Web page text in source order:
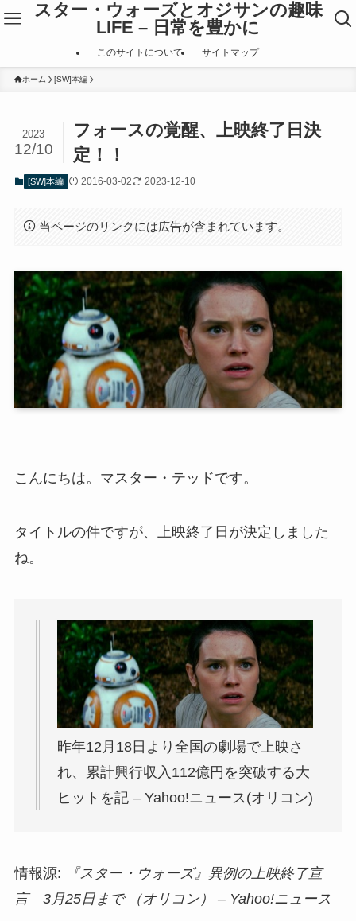
スター・ウォーズとオジサンの趣味
LIFE – 日常を豊かに
このサイトについて サイトマップ
ホーム [SW]本編
フォースの覚醒、上映終了日決
定！！
2023
12/10
[SW]本編 2016-03-02 2023-12-10
当ページのリンクには広告が含まれています。
こんにちは。マスター・テッドです。
タイトルの件ですが、上映終了日が決定しました
ね。
昨年12月18日より全国の劇場で上映さ
れ、累計興行収入112億円を突破する大
ヒットを記 – Yahoo!ニュース(オリコン)
情報源:
『スター・ウォーズ』異例の上映終了宣
言 3月25日まで （オリコン） – Yahoo!ニュース